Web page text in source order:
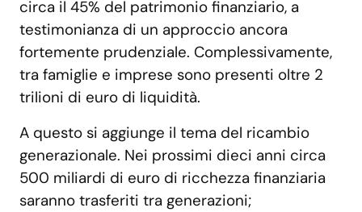
circa il 45% del patrimonio finanziario, a
testimonianza di un approccio ancora
fortemente prudenziale. Complessivamente,
tra famiglie e imprese sono presenti oltre 2
trilioni di euro di liquidità.
A questo si aggiunge il tema del ricambio
generazionale. Nei prossimi dieci anni circa
500 miliardi di euro di ricchezza finanziaria
saranno trasferiti tra generazioni;